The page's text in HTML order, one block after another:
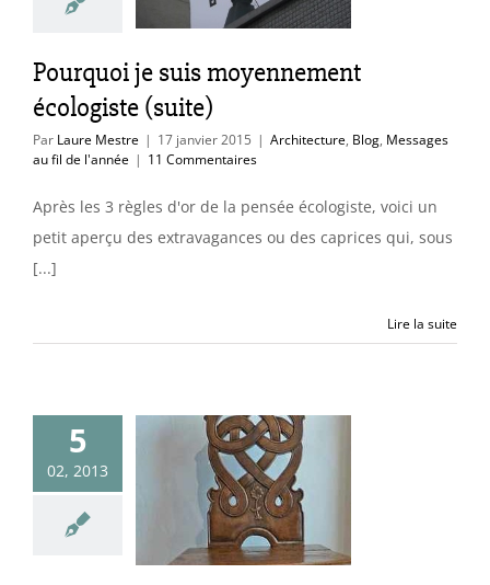
Pourquoi je suis moyennement
écologiste (suite)
Par Laure Mestre | 17 janvier 2015 | Architecture, Blog, Messages
au fil de l'année | 11 Commentaires
Après les 3 règles d'or de la pensée écologiste, voici un
petit aperçu des extravagances ou des caprices qui, sous
[...]
Lire la suite
5
02, 2013
n°200… et
: Les